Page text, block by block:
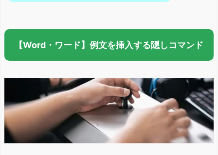
【Word・ワード】例文を挿入する隠しコマンド